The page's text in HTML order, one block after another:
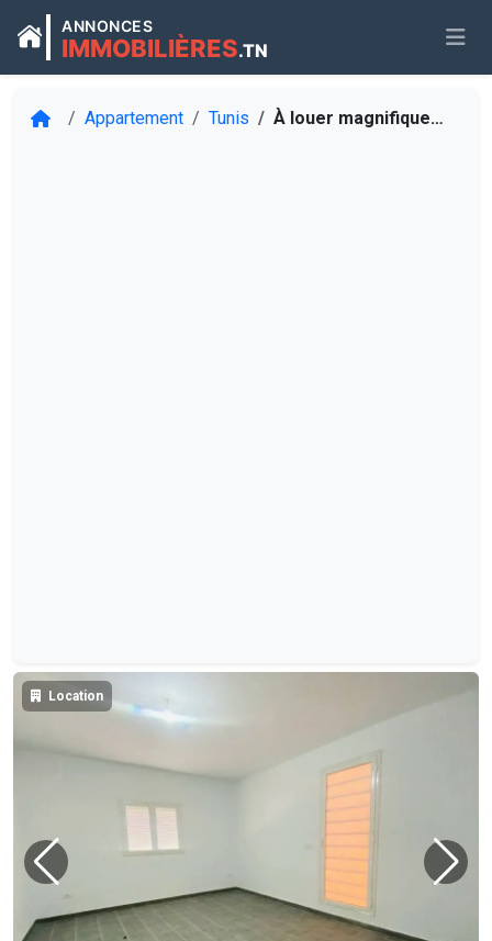
ANNONCES
IMMOBILIÈRES.TN
Appartement Tunis À louer magnifique appartement S1 au centre ville
Location